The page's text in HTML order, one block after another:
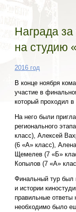
Награда
на студию
2016 год
В конце ноября
участие в
который проходил
На него были
регионального
класс), Алексей
(6 «А» класс),
Щемелев (7 «Б»
Копылов (7 «А»
Финальный тур был
и истории
правильные ответы
необходимо было